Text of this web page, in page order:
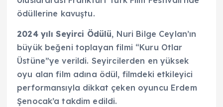
ödüllerine kavuştu.
2024 yılı Seyirci Ödülü, Nuri Bilge Ceylan’ın
büyük beğeni toplayan filmi “Kuru Otlar
Üstüne”ye verildi. Seyircilerden en yüksek
oyu alan film adına ödül, filmdeki etkileyici
performansıyla dikkat çeken oyuncu Erdem
Şenocak’a takdim edildi.